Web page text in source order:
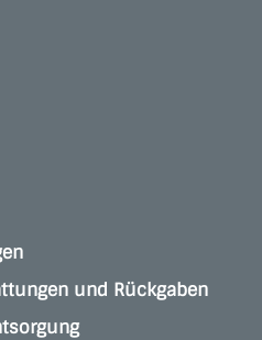
und Rückgaben